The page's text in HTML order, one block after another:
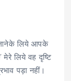
लिये आपके
मेरे लिये वह दृष्टि
पड़ा नहीं।